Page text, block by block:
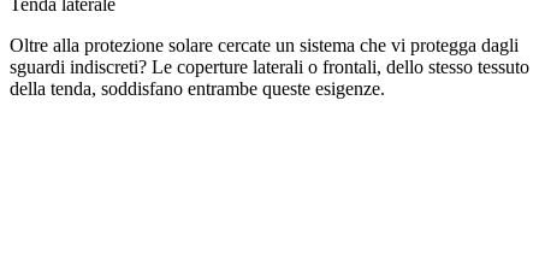
Tenda laterale
Oltre alla protezione solare cercate un sistema che vi protegga dagli
sguardi indiscreti? Le coperture laterali o frontali, dello stesso tessuto
della tenda, soddisfano entrambe queste esigenze.